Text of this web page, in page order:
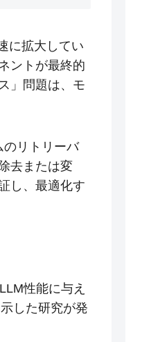
に拡大してい
ントが最終的
」問題は、モ
のリトリーバ
去または変
し、最適化す
性能に与え
した研究が発